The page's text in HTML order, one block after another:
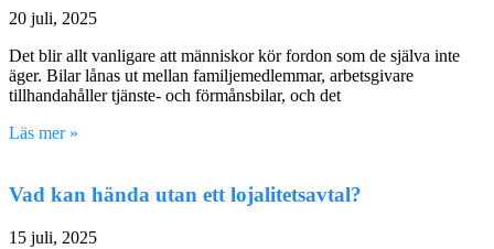
20 juli, 2025
Det blir allt vanligare att människor kör fordon som de själva inte
äger. Bilar lånas ut mellan familjemedlemmar, arbetsgivare
tillhandahåller tjänste- och förmånsbilar, och det
Läs mer »
Vad kan hända utan ett lojalitetsavtal?
15 juli, 2025